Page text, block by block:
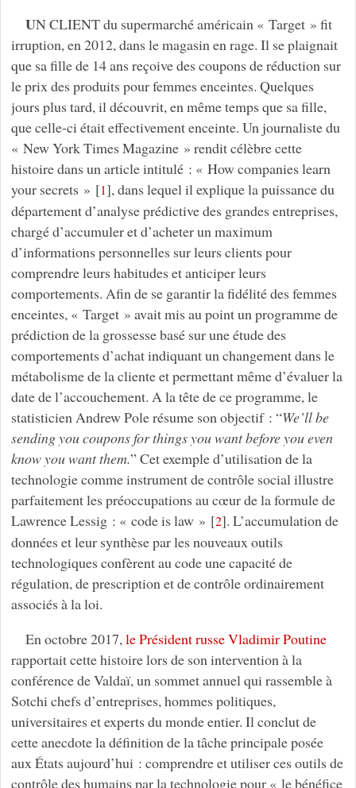
UN CLIENT du supermarché américain « Target » fit
irruption, en 2012, dans le magasin en rage. Il se plaignait
que sa fille de 14 ans reçoive des coupons de réduction sur
le prix des produits pour femmes enceintes. Quelques
jours plus tard, il découvrit, en même temps que sa fille,
que celle-ci était effectivement enceinte. Un journaliste du
« New York Times Magazine » rendit célèbre cette
histoire dans un article intitulé : « How companies learn
your secrets » [1], dans lequel il explique la puissance du
département d’analyse prédictive des grandes entreprises,
chargé d’accumuler et d’acheter un maximum
d’informations personnelles sur leurs clients pour
comprendre leurs habitudes et anticiper leurs
comportements. Afin de se garantir la fidélité des femmes
enceintes, « Target » avait mis au point un programme de
prédiction de la grossesse basé sur une étude des
comportements d’achat indiquant un changement dans le
métabolisme de la cliente et permettant même d’évaluer la
date de l’accouchement. A la tête de ce programme, le
statisticien Andrew Pole résume son objectif : “We’ll be
sending you coupons for things you want before you even
know you want them.” Cet exemple d’utilisation de la
technologie comme instrument de contrôle social illustre
parfaitement les préoccupations au cœur de la formule de
Lawrence Lessig : « code is law » [2]. L’accumulation de
données et leur synthèse par les nouveaux outils
technologiques confèrent au code une capacité de
régulation, de prescription et de contrôle ordinairement
associés à la loi.
En octobre 2017, le Président russe Vladimir Poutine
rapportait cette histoire lors de son intervention à la
conférence de Valdaï, un sommet annuel qui rassemble à
Sotchi chefs d’entreprises, hommes politiques,
universitaires et experts du monde entier. Il conclut de
cette anecdote la définition de la tâche principale posée
aux États aujourd’hui : comprendre et utiliser ces outils de
contrôle des humains par la technologie pour « le bénéfice